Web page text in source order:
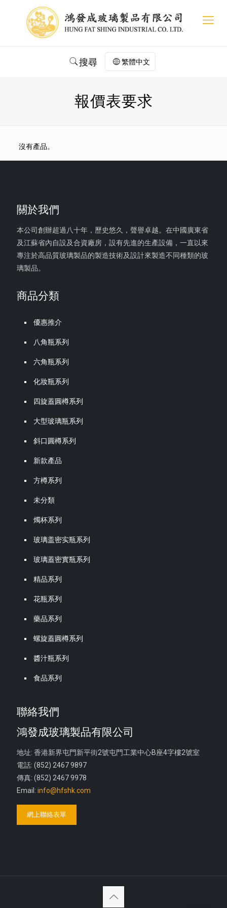
搜尋 繁體中文
報價表要求
沒有產品。
關於我們
本公司創辦超過八十年，歷史悠久，聲譽卓越。在中國廣東省
及江蘇省內自設及合資廠房，設有先進的生產設備，一直以來
專注於高品質玻璃製品的製造技術及設計來製造不同種類的玻
璃製品。
商品分類
優惠推介
八角瓶系列
六角瓶系列
化妝瓶系列
四旋蓋圓樽系列
大型玻璃瓶系列
斜口圓樽系列
新款產品
方樽系列
未分類
燭杯系列
玻璃盖密实瓶系列
玻璃蓋密實瓶系列
精品系列
花瓶系列
藥品系列
螺旋蓋圓樽系列
醬汁瓶系列
食品系列
聯絡我們
鴻發成玻璃製品有限公司
地址: 香港新界屯門新平街2號屯門工業中心B座4字樓2號室
電話: (852) 2467 9897
傳真: (852) 2467 9978
Email: info@hfshk.com
網上聯絡表單